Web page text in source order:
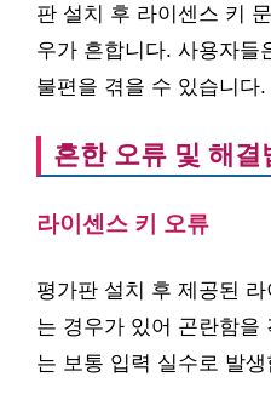
판 설치 후 라이센스 키
우가 흔합니다. 사용자들
불편을 겪을 수 있습니다.
흔한 오류 및 해결
라이센스 키 오류
평가판 설치 후 제공된
는 경우가 있어 곤란함을
는 보통 입력 실수로 발생